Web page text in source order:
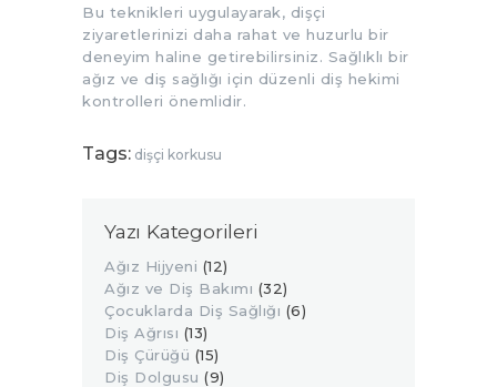
Bu teknikleri uygulayarak, dişçi
ziyaretlerinizi daha rahat ve huzurlu bir
deneyim haline getirebilirsiniz. Sağlıklı bir
ağız ve diş sağlığı için düzenli diş hekimi
kontrolleri önemlidir.
Tags: dişçi korkusu
Yazı Kategorileri
Ağız Hijyeni (12)
Ağız ve Diş Bakımı (32)
Çocuklarda Diş Sağlığı (6)
Diş Ağrısı (13)
Diş Çürüğü (15)
Diş Dolgusu (9)